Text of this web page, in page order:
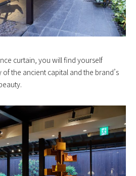
curtain, you will find yourself
the ancient capital and the brand’s